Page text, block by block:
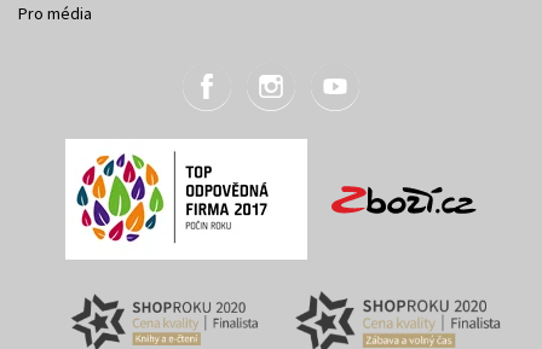
Pro média